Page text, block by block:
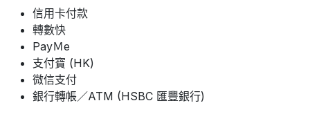
信用卡付款
轉數快
PayＭe
支付寶 (HK)
微信支付
銀行轉帳／ATM (HSBC 匯豐銀行)